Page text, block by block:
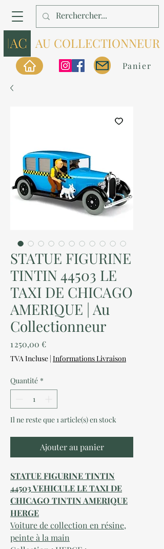
AU COLLECTIONNEUR
Panier
STATUE FIGURINE
TINTIN 44503 LE
TAXI DE CHICAGO
AMERIQUE | Au
Collectionneur
1 250,00 €Prix
TVA Incluse | Informations Livraison
Quantité *
Il ne reste que 1 article(s) en stock
Ajouter au panier
STATUE FIGURINE TINTIN
44503 VEHICULE LE TAXI DE
CHICAGO TINTIN AMERIQUE
HERGE
Voiture de collection en résine,
peinte à la main